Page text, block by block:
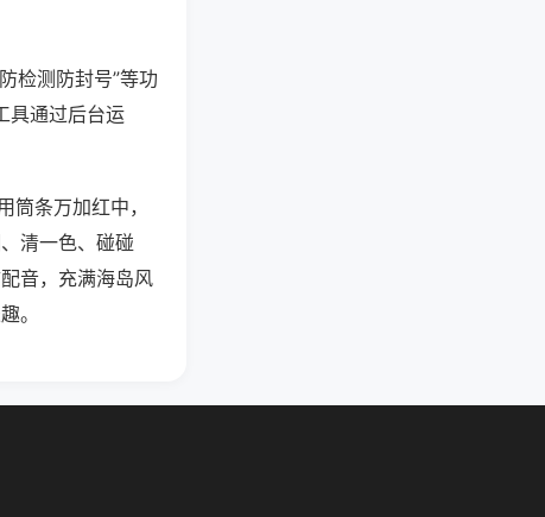
检测防封号”等功
具通过后台运
条万加红中，
清一色、碰碰
音，充满海岛风
。